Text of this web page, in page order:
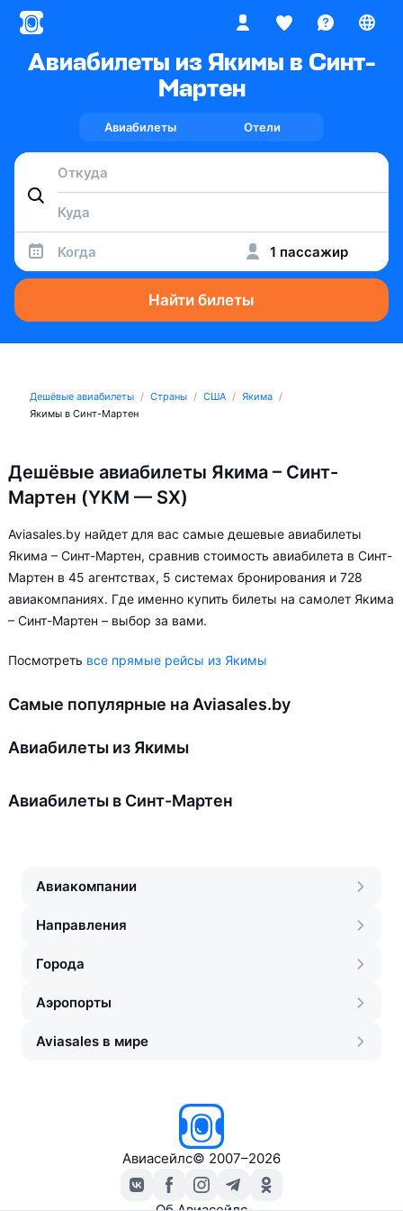
Авиабилеты из Якимы в Синт-
Мартен
Авиабилеты Отели
Когда 1 пассажир
Найти билеты
Дешёвые авиабилеты Страны США
Якима
Якимы в Синт-Мартен
Дешёвые авиабилеты Якима – Синт-
Мартен (YKM — SX)
Aviasales.by найдет для вас самые дешевые авиабилеты
Якима – Синт-Мартен, сравнив стоимость авиабилета в Синт-
Мартен в 45 агентствах, 5 системах бронирования и 728
авиакомпаниях. Где именно купить билеты на самолет Якима
– Синт-Мартен – выбор за вами.
Посмотреть все прямые рейсы из Якимы
Самые популярные на Aviasales.by
Авиабилеты из Якимы
Авиабилеты в Синт-Мартен
Авиакомпании
Направления
Города
Аэропорты
Aviasales в мире
Авиасейлс© 2007–2026